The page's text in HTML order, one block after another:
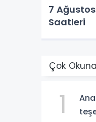
7
Saatleri
Çok
1